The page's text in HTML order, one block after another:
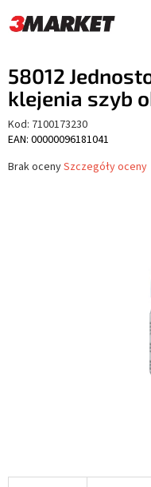
do
treści
58012
klejenia szyb
Kod: 7100173230
EAN: 00000096181041
Średnia
Brak ocenySzczegóły oceny